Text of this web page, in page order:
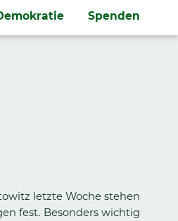
Spenden
letzte Woche stehen
fest. Besonders wichtig